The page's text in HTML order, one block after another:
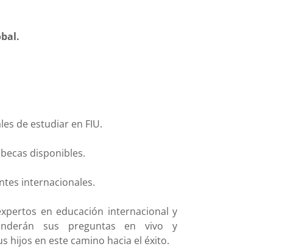
de estudiar en FIU.
disponibles.
internacionales.
en educación internacional y
sus preguntas en vivo y
hijos en este camino hacia el éxito.